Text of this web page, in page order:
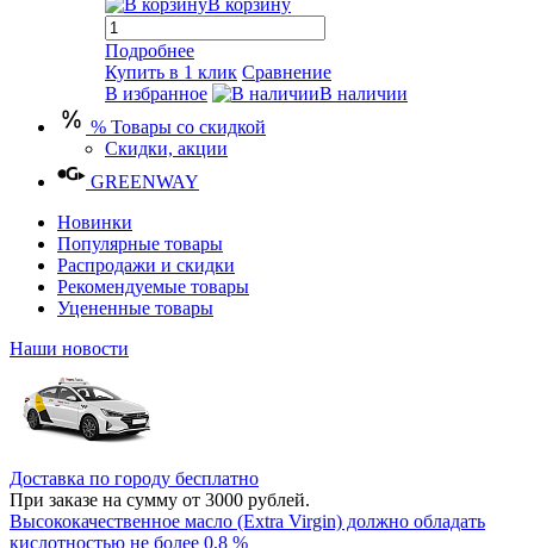
В корзину
Подробнее
Купить в 1 клик Сравнение
В избранное
В наличии
% Товары со скидкой
Скидки, акции
GREENWAY
Новинки
Популярные товары
Распродажи и скидки
Рекомендуемые товары
Уцененные товары
Наши новости
Доставка по городу бесплатно
При заказе на сумму от 3000 рублей.
Высококачественное масло (Extra Virgin) должно обладать
кислотностью не более 0,8 %